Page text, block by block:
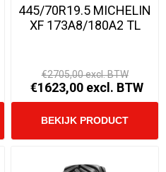
445/70R19.5 MICHELIN
XF 173A8/180A2 TL
€2705,00 excl. BTW
€1623,00 excl. BTW